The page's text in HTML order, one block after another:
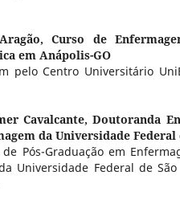
Curso de
em Anápolis-GO
pelo Centro Universitário
Cavalcante,Doutoranda
da Universidade Federal
Pós-Graduação em
Universidade Federal de